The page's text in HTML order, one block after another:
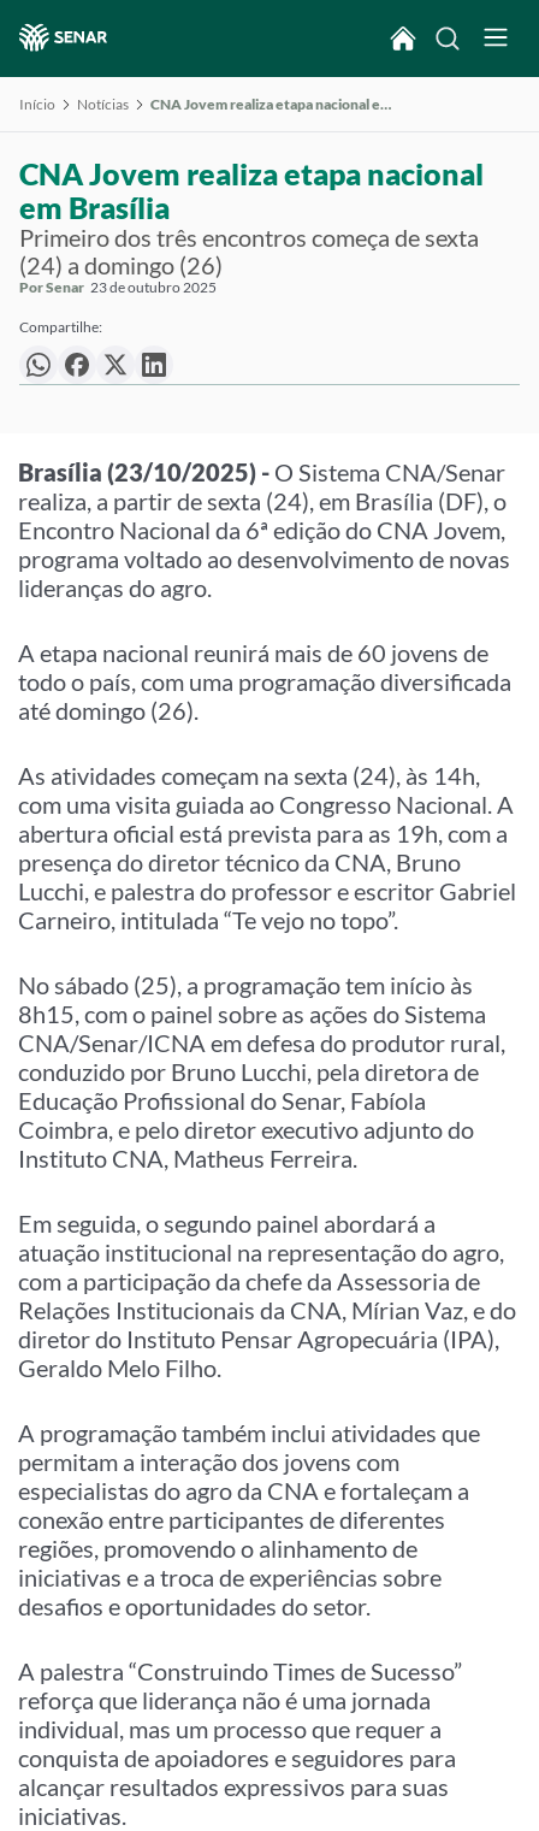
Início Notícias CNA Jovem realiza etapa nacional em Brasília
CNA Jovem realiza etapa nacional
em Brasília
Primeiro dos três encontros começa de sexta
(24) a domingo (26)
Por Senar 23 de outubro 2025
Compartilhe:
Brasília (23/10/2025) - O Sistema CNA/Senar
realiza, a partir de sexta (24), em Brasília (DF), o
Encontro Nacional da 6ª edição do CNA Jovem,
programa voltado ao desenvolvimento de novas
lideranças do agro.
A etapa nacional reunirá mais de 60 jovens de
todo o país, com uma programação diversificada
até domingo (26).
As atividades começam na sexta (24), às 14h,
com uma visita guiada ao Congresso Nacional. A
abertura oficial está prevista para as 19h, com a
presença do diretor técnico da CNA, Bruno
Lucchi, e palestra do professor e escritor Gabriel
Carneiro, intitulada “Te vejo no topo”.
No sábado (25), a programação tem início às
8h15, com o painel sobre as ações do Sistema
CNA/Senar/ICNA em defesa do produtor rural,
conduzido por Bruno Lucchi, pela diretora de
Educação Profissional do Senar, Fabíola
Coimbra, e pelo diretor executivo adjunto do
Instituto CNA, Matheus Ferreira.
Em seguida, o segundo painel abordará a
atuação institucional na representação do agro,
com a participação da chefe da Assessoria de
Relações Institucionais da CNA, Mírian Vaz, e do
diretor do Instituto Pensar Agropecuária (IPA),
Geraldo Melo Filho.
A programação também inclui atividades que
permitam a interação dos jovens com
especialistas do agro da CNA e fortaleçam a
conexão entre participantes de diferentes
regiões, promovendo o alinhamento de
iniciativas e a troca de experiências sobre
desafios e oportunidades do setor.
A palestra “Construindo Times de Sucesso”
reforça que liderança não é uma jornada
individual, mas um processo que requer a
conquista de apoiadores e seguidores para
alcançar resultados expressivos para suas
iniciativas.